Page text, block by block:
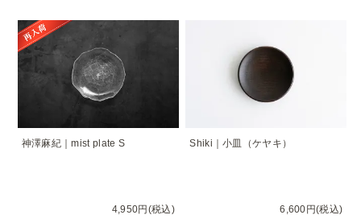
神澤麻紀｜mist plate S
4,950円(税込)
Shiki｜小皿（ケヤキ）
6,600円(税込)